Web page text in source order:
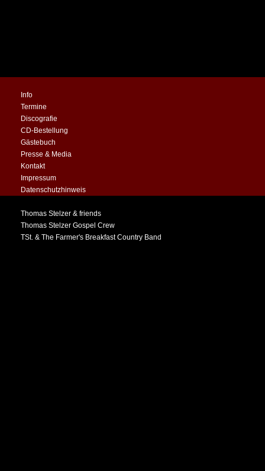
Info
Termine
Discografie
CD-Bestellung
Gästebuch
Presse & Media
Kontakt
Impressum
Datenschutzhinweis
Thomas Stelzer & friends
Thomas Stelzer Gospel Crew
TSt. & The Farmer's Breakfast Country Band